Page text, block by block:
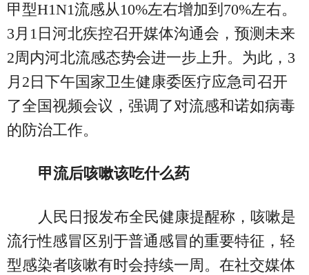
甲型H1N1流感从10%左右增加到70%左右。
3月1日河北疾控召开媒体沟通会，预测未来
2周内河北流感态势会进一步上升。为此，3
月2日下午国家卫生健康委医疗应急司召开
了全国视频会议，强调了对流感和诺如病毒
的防治工作。
甲流后咳嗽该吃什么药
人民日报发布全民健康提醒称，咳嗽是
流行性感冒区别于普通感冒的重要特征，轻
型感染者咳嗽有时会持续一周。在社交媒体